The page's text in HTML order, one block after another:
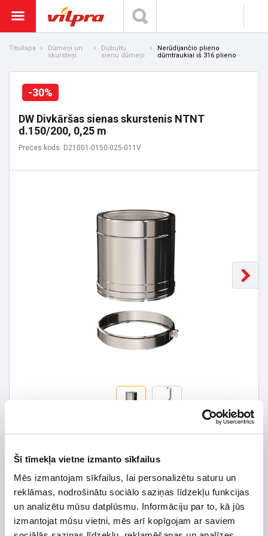
Šī tīmekļa vietne izmanto sīkfailus
Mēs izmantojam sīkfailus, lai personalizētu saturu un
reklāmas, nodrošinātu sociālo saziņas līdzekļu funkcijas
un analizētu mūsu datplūsmu. Informāciju par to, kā jūs
izmantojat mūsu vietni, mēs arī kopīgojam ar saviem
Titullapa
Dūmeņi un
skursteņi
Dubultu
sienu dūmeņi
Nerūdijančio plieno
dūmtraukiai iš 316 plieno
-30%
DW Divkāršas sienas skurstenis NTNT
d.150/200, 0,25 m
Preces kods: D21001-0150-025-011V
39,28 € *
56,11 € *Detalizētāku informāciju un cenu meklēt